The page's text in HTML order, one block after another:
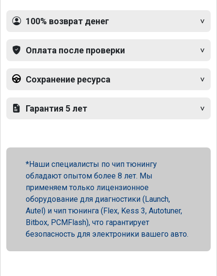
100% возврат денег
Оплата после проверки
Сохранение ресурса
Гарантия 5 лет
Наши специалисты по чип тюнингу
обладают опытом более 8 лет. Мы
применяем только лицензионное
оборудование для диагностики (Launch,
Autel) и чип тюнинга (Flex, Kess 3, Autotuner,
Bitbox, PCMFlash), что гарантирует
безопасность для электроники вашего авто.